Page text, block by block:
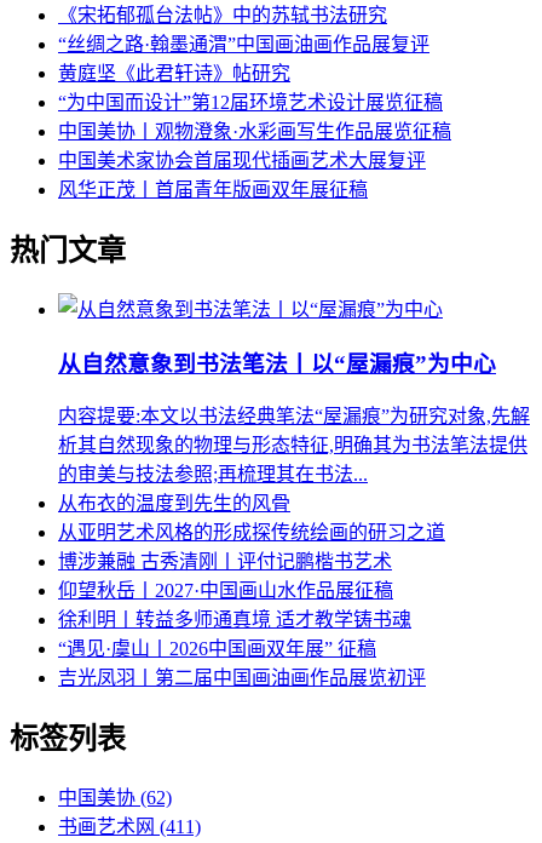
《宋拓郁孤台法帖》中的苏轼书法研究
“丝绸之路·翰墨通渭”中国画油画作品展复评
黄庭坚《此君轩诗》帖研究
“为中国而设计”第12届环境艺术设计展览征稿
中国美协丨观物澄象·水彩画写生作品展览征稿
中国美术家协会首届现代插画艺术大展复评
风华正茂丨首届青年版画双年展征稿
热门文章
从自然意象到书法笔法丨以“屋漏痕”为中心
内容提要:本文以书法经典笔法“屋漏痕”为研究对象,先解
析其自然现象的物理与形态特征,明确其为书法笔法提供
的审美与技法参照;再梳理其在书法...
从布衣的温度到先生的风骨
从亚明艺术风格的形成探传统绘画的研习之道
博涉兼融 古秀清刚丨评付记鹏楷书艺术
仰望秋岳丨2027·中国画山水作品展征稿
徐利明丨转益多师通真境 适才教学铸书魂
“遇见·虞山丨2026中国画双年展” 征稿
吉光凤羽丨第二届中国画油画作品展览初评
标签列表
中国美协 (62)
书画艺术网 (411)